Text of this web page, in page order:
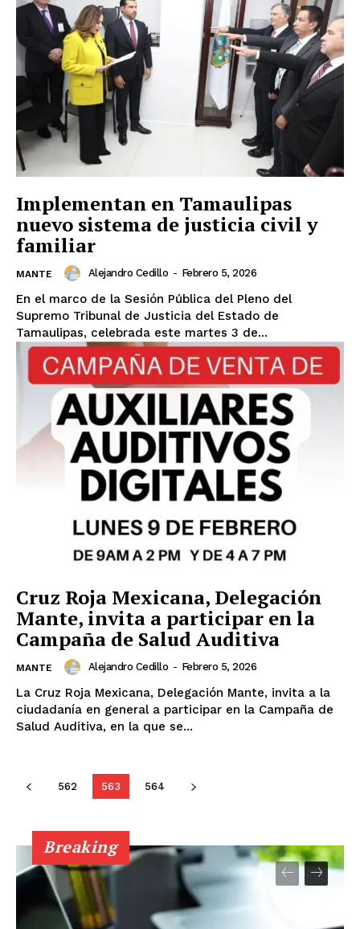
Implementan en Tamaulipas
nuevo sistema de justicia civil y
familiar
MANTE Alejandro Cedillo - Febrero 5, 2026
En el marco de la Sesión Pública del Pleno del
Supremo Tribunal de Justicia del Estado de
Tamaulipas, celebrada este martes 3 de...
Cruz Roja Mexicana, Delegación
Mante, invita a participar en la
Campaña de Salud Auditiva
MANTE Alejandro Cedillo - Febrero 5, 2026
La Cruz Roja Mexicana, Delegación Mante, invita a la
ciudadanía en general a participar en la Campaña de
Salud Auditiva, en la que se...
562 563 564
Breaking